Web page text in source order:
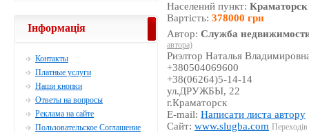
Населений пункт:Краматорск
Вартість:378000 грн
Автор:Служба
автора)
Риэлтор Наталья
+380504069600
+38(06264)5-14-14
ул.ДРУЖБЫ, 22
г.Краматорск
E-mail:Написати листа автору
Сайт:www.slugba.com
Інформація
Контакты
Платные услуги
Наши кнопки
Ответы на вопросы
Реклама на сайте
Пользовательское Соглашение